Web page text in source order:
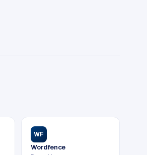
WF
Wordfence